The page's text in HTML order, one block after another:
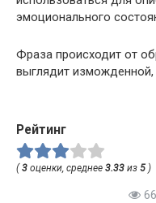
эмоционального
Фраза происходит от
выглядит изможденной,
Рейтинг
(3 оценки, среднее 3.33 из 5 )